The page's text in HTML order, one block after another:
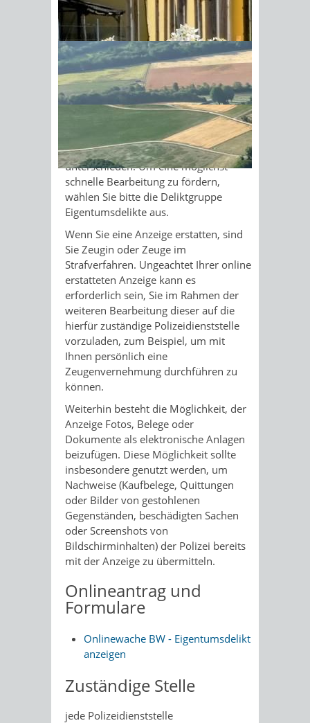
Sonnenschein am Morgen im
Ahornwald
Anzeige können Sie formlos,
telefonisch, online und auf der Wache,
entweder anonym oder mit Angabe
Ihrer Kontaktdaten, stellen. Die Online-
Anzeige ist als Zusatzangebot zu
verstehen.
Bei der Strafanzeige steht die
Mitteilung eines strafrechtlichen
Sachverhaltes im Mittelpunkt. Es wird
nach unterschiedlichen Deliktgruppen
unterschieden. Um eine möglichst
schnelle Bearbeitung zu fördern,
wählen Sie bitte die Deliktgruppe
Eigentumsdelikte aus.
Wenn Sie eine Anzeige erstatten, sind
Sie Zeugin oder Zeuge im
Strafverfahren. Ungeachtet Ihrer online
erstatteten Anzeige kann es
erforderlich sein, Sie im Rahmen der
weiteren Bearbeitung dieser auf die
hierfür zuständige Polizeidienststelle
vorzuladen, zum Beispiel, um mit
Ihnen persönlich eine
Zeugenvernehmung durchführen zu
können.
Weiterhin besteht die Möglichkeit, der
Anzeige Fotos, Belege oder
Dokumente als elektronische Anlagen
beizufügen. Diese Möglichkeit sollte
insbesondere genutzt werden, um
Nachweise (Kaufbelege, Quittungen
oder Bilder von gestohlenen
Gegenständen, beschädigten Sachen
oder Screenshots von
Bildschirminhalten) der Polizei bereits
mit der Anzeige zu übermitteln.
Onlineantrag und
Formulare
Onlinewache BW - Eigentumsdelikt
anzeigen
Zuständige Stelle
jede Polizeidienststelle